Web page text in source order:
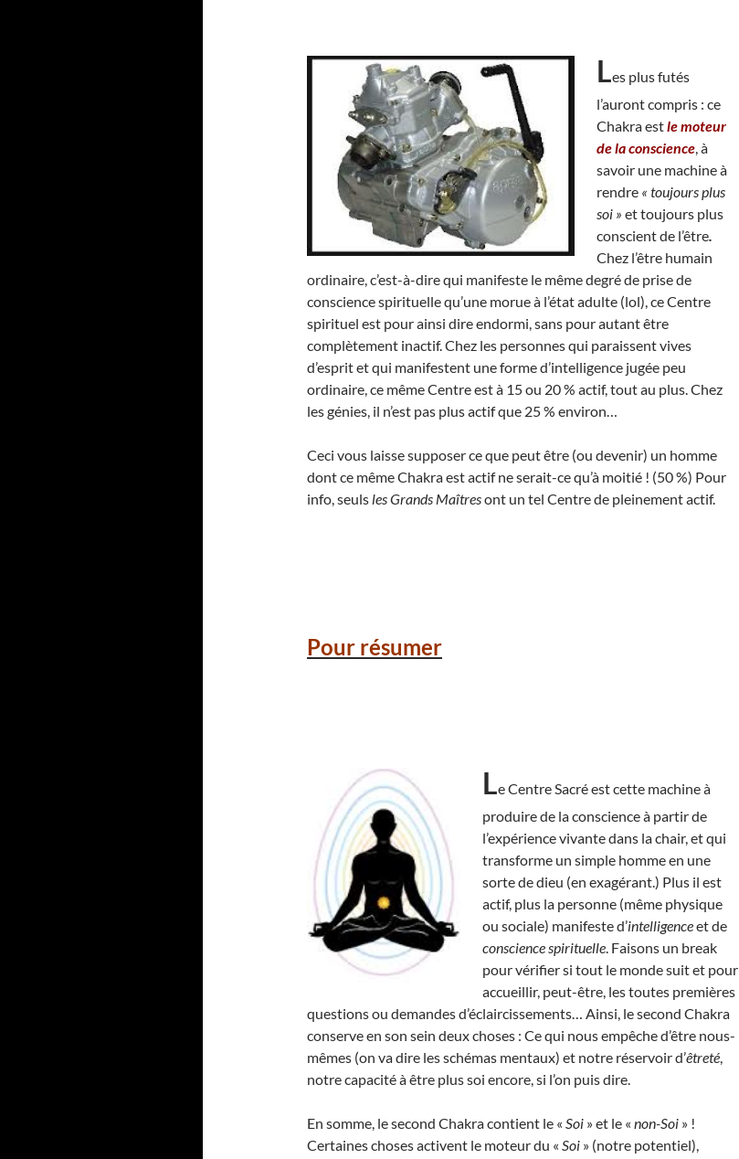
Les plus futés
l’auront compris : ce
Chakra estle moteur
de la conscience, à
savoir une machine à
rendre « toujours plus
soi » et toujours plus
conscient de l’être.
Chez l’être humain
ordinaire, c’est-à-dire qui manifeste le même degré de prise de
conscience spirituelle qu’une morue à l’état adulte (lol), ce Centre
spirituel est pour ainsi dire endormi, sans pour autant être
complètement inactif. Chez les personnes qui paraissent vives
d’esprit et qui manifestent une forme d’intelligence jugée peu
ordinaire, ce même Centre est à 15 ou 20 % actif, tout au plus. Chez
les génies, il n’est pas plus actif que 25 % environ…
Ceci vous laisse supposer ce que peut être (ou devenir) un homme
dont ce même Chakra est actif ne serait-ce qu’à moitié ! (50 %) Pour
info, seuls les Grands Maîtresont un tel Centre de pleinement actif.
Pour résumer
Le Centre Sacré est cette machine à
produire de la conscience à partir de
l’expérience vivante dans la chair, et qui
transforme un simple homme en une
sorte de dieu (en exagérant.) Plus il est
actif, plus la personne (même physique
ou sociale) manifeste d’intelligenceet de
conscience spirituelle. Faisons un break
pour vérifier si tout le monde suit et pour
accueillir, peut-être, les toutes premières
questions ou demandes d’éclaircissements… Ainsi, le second Chakra
conserve en son sein deux choses : Ce qui nous empêche d’être nous-
mêmes (on va dire les schémas mentaux) et notre réservoir d’êtreté,
notre capacité à être plus soi encore, si l’on puis dire.
En somme, le second Chakra contient le « Soi » et le « non-Soi » !
Certaines choses activent le moteur du « Soi » (notre potentiel),